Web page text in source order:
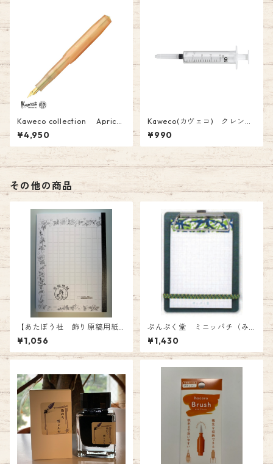
Kaweco collection Apricot
Pearl(アプリコットパール) 万
年筆(F)￥4950(税込）
¥4,950
Kaweco(カヴェコ) クレンジ
ング シリンジ(万年筆を洗浄す
るための洗浄器) 20ml ￥990
(税込）
¥990
その他の商品
【あたぼう社 飾り原稿用紙
ノート】 ¥1,056.-(税込)
¥1,056
ぷんぷく堂 ミニッパチ（み
どり） P-113
¥1,430